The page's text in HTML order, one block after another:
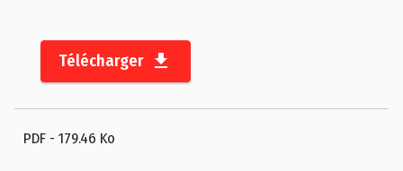
Télécharger
PDF - 179.46 Ko